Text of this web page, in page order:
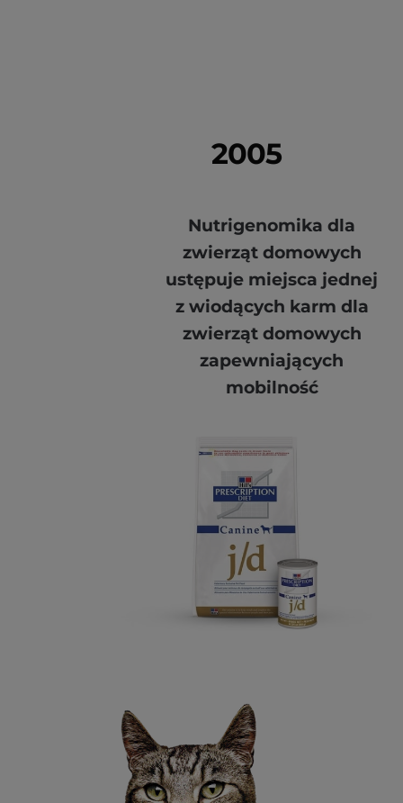
2005
Nutrigenomika dla
zwierząt domowych
ustępuje miejsca jednej
z wiodących karm dla
zwierząt domowych
zapewniających
mobilność